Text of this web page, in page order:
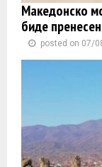
Македонско
биде
posted on 07/